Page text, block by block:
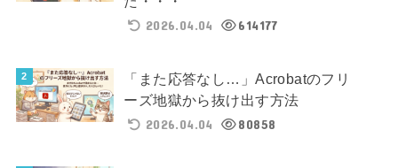
2026.04.04
614177
「また応答なし…」Acrobatのフリ
ーズ地獄から抜け出す方法
2026.04.04
80858